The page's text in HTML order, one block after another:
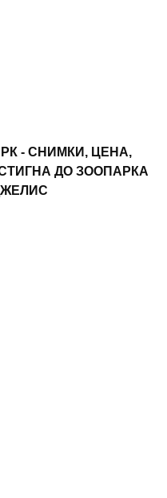
- СНИМКИ, ЦЕНА,
ДО ЗООПАРКА